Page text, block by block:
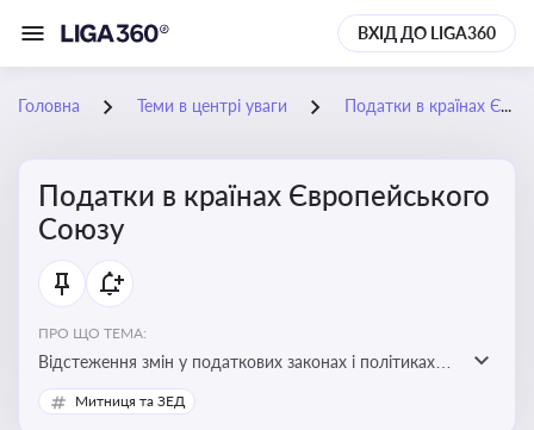
ВХІД ДО LIGA360
Головна Теми в центрі уваги Податки в країнах Європейського Союзу
Податки в країнах Європейського
Союзу
ПРО ЩО ТЕМА:
Відстеження змін у податкових законах і політиках
країн ЄС. Моніторинг кейсів, що впливають на бізнес-
процеси та фінансову звітність
Митниця та ЗЕД